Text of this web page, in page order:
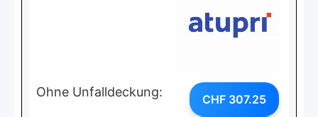
Ohne Unfalldeckung: CHF 307.25